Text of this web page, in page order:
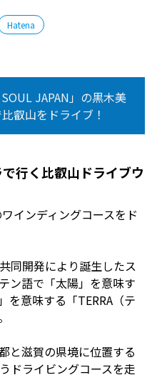
Hatena
JAPAN」の黒木美
叡山をドライブ！
行く比叡山ドライブウ
インディングコースをド
同開発により誕生したス
ン語で「太陽」を意味す
を意味する「TERRA（テ
と滋賀の県境に位置する
ドライビングコースを走